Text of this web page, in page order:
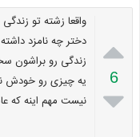

6

واقعا زشته تو
دختر چه نامزد
زندگی رو براشون
یه چیزی رو خودش
نیست مهم اینه که